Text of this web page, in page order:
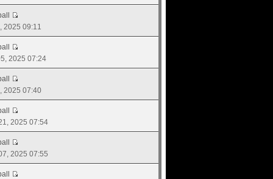
2025 09:11
2025 07:24
2025 07:40
2025 07:54
2025 07:55